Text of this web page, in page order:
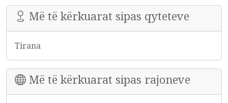
Më të kërkuarat sipas qyteteve
Tirana
Më të kërkuarat sipas rajoneve